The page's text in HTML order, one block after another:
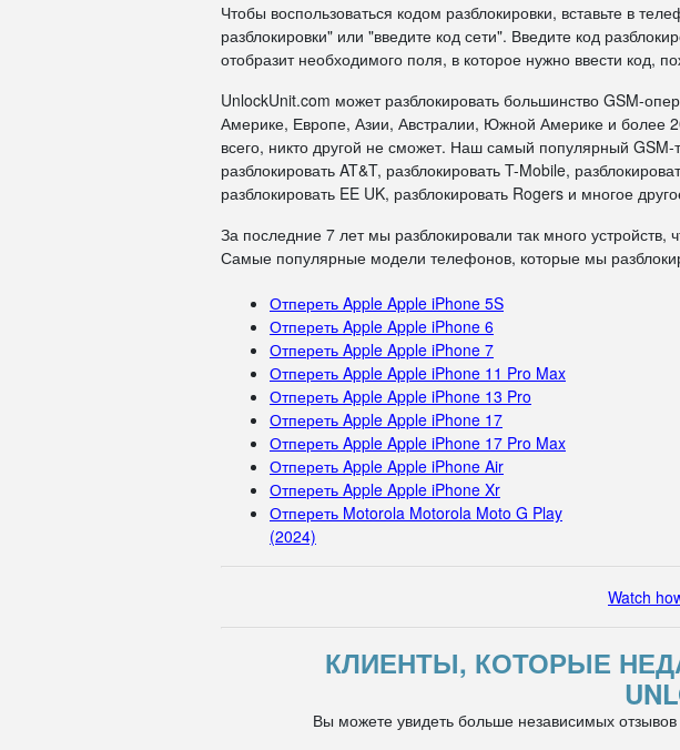
Чтобы воспользоваться кодом разблокировки, вставьте в
разблокировки" или "введите код сети". Введите код
отобразит необходимого поля, в которое нужно ввести код,
UnlockUnit.com может разблокировать большинство GSM-
Америке, Европе, Азии, Австралии, Южной Америке и более
всего, никто другой не сможет. Наш самый популярный
разблокировать AT&T, разблокировать T-Mobile,
разблокировать EE UK, разблокировать Rogers и многое
За последние 7 лет мы разблокировали так много
Самые популярные модели телефонов, которые мы
Отпереть Apple Apple iPhone 5S
Отпереть Apple Apple iPhone 6
Отпереть Apple Apple iPhone 7
Отпереть Apple Apple iPhone 11 Pro Max
Отпереть Apple Apple iPhone 13 Pro
Отпереть Apple Apple iPhone 17
Отпереть Apple Apple iPhone 17 Pro Max
Отпереть Apple Apple iPhone Air
Отпереть Apple Apple iPhone Xr
Отпереть Motorola Motorola Moto G Play
(2024)
Watch
КЛИЕНТЫ, КОТОРЫЕ
Вы можете увидеть больше независимых